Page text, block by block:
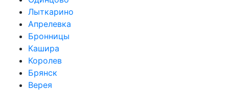
Лыткарино
Апрелевка
Бронницы
Кашира
Королев
Брянск
Верея